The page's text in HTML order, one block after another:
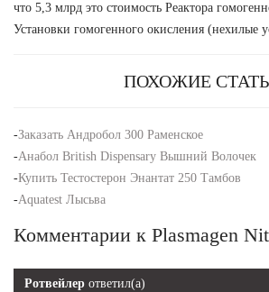
что 5,3 млрд это стоимость Реактора
Установки гомогенного окисления (нехилые
ПОХОЖИЕ
-Заказать Андробол 300 Раменское
-Анабол British Dispensary Вышний Волочек
-Купить Тестостерон Энантат 250 Тамбов
-Aquatest Лысьва
Комментарии к Plasmagen
Ротвейлер ответил(а)